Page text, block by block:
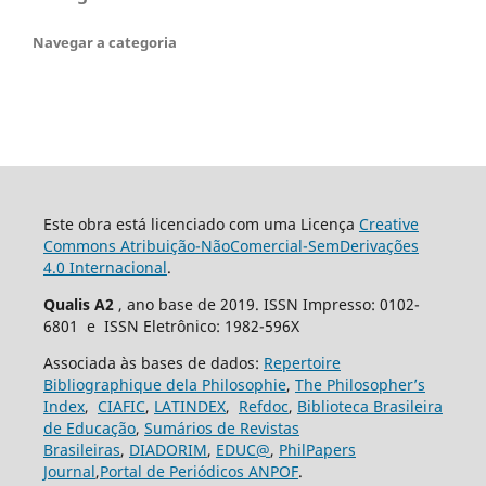
Navegar a categoria
Este obra está licenciado com uma Licença Creative
Commons Atribuição-NãoComercial-SemDerivações
4.0 Internacional.
Qualis A2 , ano base de 2019. ISSN Impresso: 0102-
6801 e ISSN Eletrônico: 1982-596X
Associada às bases de dados: Repertoire
Bibliographique dela Philosophie, The Philosopher’s
Index, CIAFIC, LATINDEX, Refdoc, Biblioteca Brasileira
de Educação, Sumários de Revistas
Brasileiras, DIADORIM, EDUC@, PhilPapers
Journal,Portal de Periódicos ANPOF.